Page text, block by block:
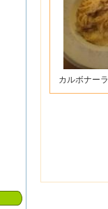
カルボナーラ